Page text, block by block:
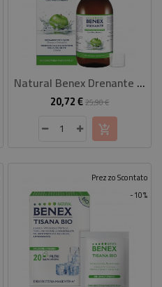
Natural Benex Drenante 500 Ml
20,72 €Prezzo
base
25,90 €Prezzo
-10%
Prezzo Scontato